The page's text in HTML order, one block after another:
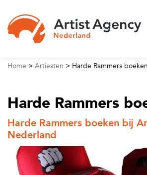
Home > Artiesten > Harde Rammers boeken
Harde Rammers
Harde Rammers boeken bij
Nederland